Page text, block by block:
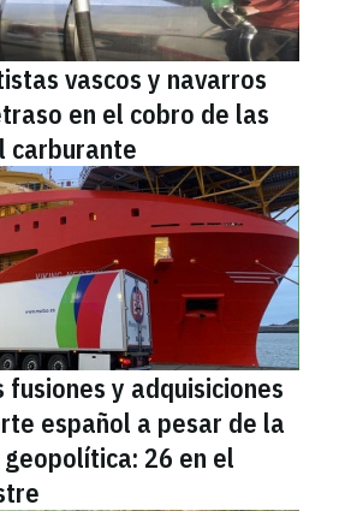
vascos y navarros
en el cobro de las
carburante
fusiones y adquisiciones
español a pesar de la
26 en el